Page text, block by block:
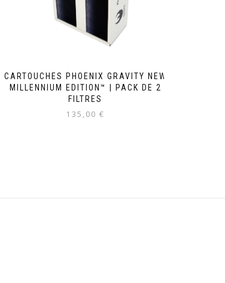
CARTOUCHES PHOENIX GRAVITY NEW
MILLENNIUM EDITION™ | PACK DE 2
FILTRES
135,00 €